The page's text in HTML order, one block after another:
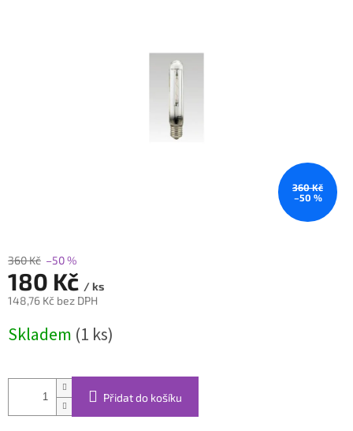
hvězdiček.
360 Kč
–50 %
360 Kč –50 %
180 Kč / ks
148,76 Kč bez DPH
cena:
Skladem (1 ks)
Přidat do košíku